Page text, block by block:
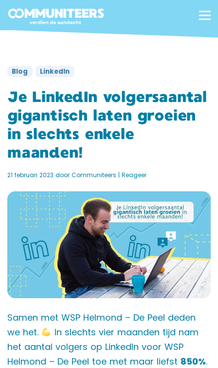
Blog LinkedIn
Je LinkedIn volgersaantal
gigantisch laten groeien
in slechts enkele
maanden!
21 februari 2023 door Communiteers | Reageer
Samen met WSP Helmond – De Peel deden
we het.
In slechts vier maanden tijd nam
het aantal volgers op LinkedIn voor WSP
Helmond – De Peel toe met maar liefst 850%.